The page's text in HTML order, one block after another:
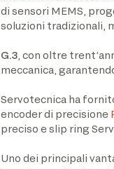
di sensori MEMS,
soluzioni tradizionali,
G.3, con oltre
meccanica,
Servotecnica ha
encoder di precisione
preciso e slip ring
Uno dei principali